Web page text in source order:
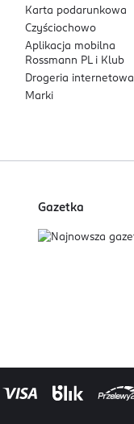
Karta podarunkowa
Czyściochowo
Aplikacja mobilna
Rossmann PL i Klub
Drogeria internetowa
Marki
Gazetka